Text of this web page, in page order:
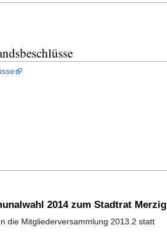
2014 zum Stadtrat Merzig
die Mitgliederversammlung 2013.2 statt